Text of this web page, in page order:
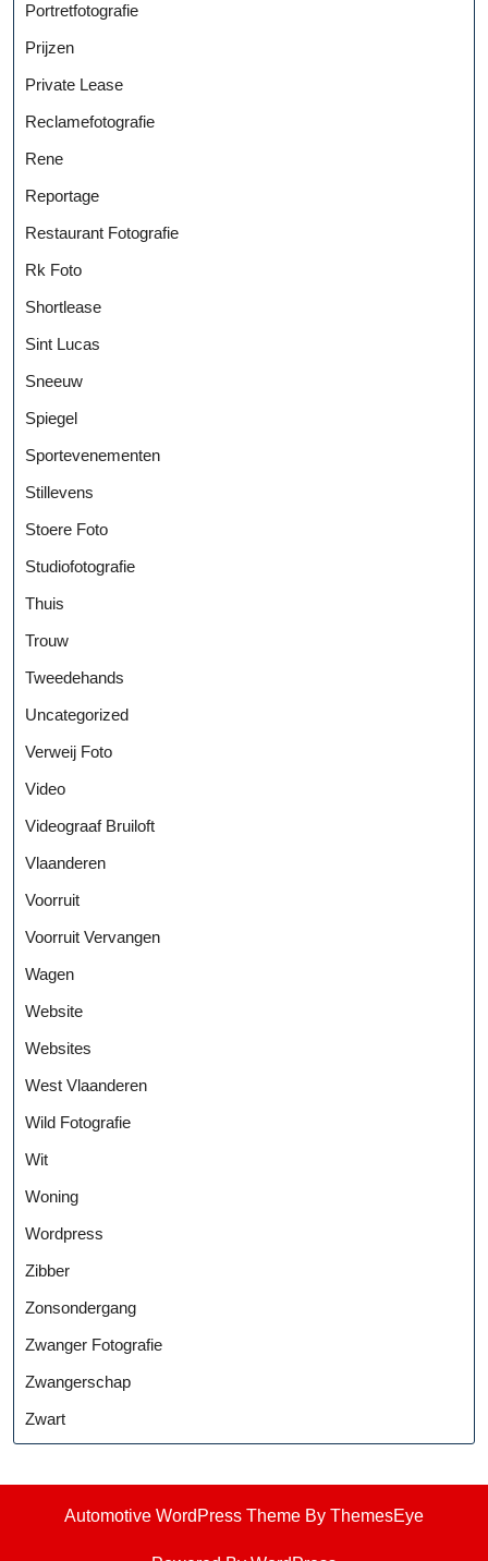
Portretfotografie
Prijzen
Private Lease
Reclamefotografie
Rene
Reportage
Restaurant Fotografie
Rk Foto
Shortlease
Sint Lucas
Sneeuw
Spiegel
Sportevenementen
Stillevens
Stoere Foto
Studiofotografie
Thuis
Trouw
Tweedehands
Uncategorized
Verweij Foto
Video
Videograaf Bruiloft
Vlaanderen
Voorruit
Voorruit Vervangen
Wagen
Website
Websites
West Vlaanderen
Wild Fotografie
Wit
Woning
Wordpress
Zibber
Zonsondergang
Zwanger Fotografie
Zwangerschap
Zwart
Automotive WordPress Theme By ThemesEye